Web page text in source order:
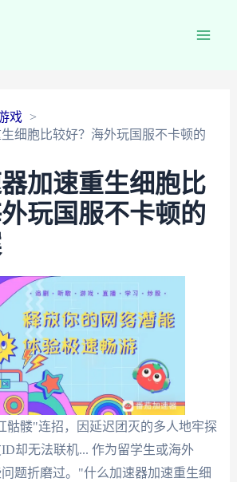
戏
细胞比较好？海外玩国服不卡顿的
加速重生细胞比
玩国服不卡顿的
骷髅"连招，因延迟团灭的多人地牢探
却无法联机... 作为留学生或海外
题折磨过。"什么加速器加速重生细